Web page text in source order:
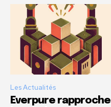
Les Actualités
Everpure rapproche